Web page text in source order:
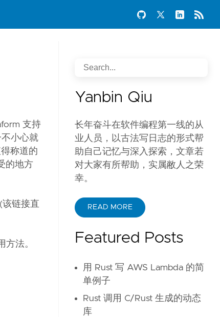
支持
小心就
称道的
的地方
(该链接直
方法。
Yanbin Qiu
长年奋斗在软件编程第一线的从
业人员，以古法写日志的形式帮
助自己记忆与深入探索，文章若
对大家有所帮助，实属敝人之荣
幸。
READ MORE
Featured Posts
用 Rust 写 AWS Lambda 的简
单例子
Rust 调用 C/Rust 生成的动态
库